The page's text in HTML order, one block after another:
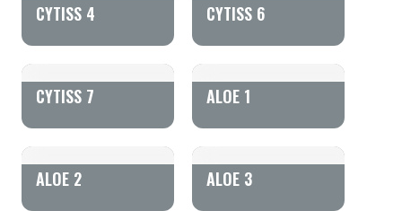
CYTISS 4 CYTISS 6
CYTISS 7 ALOE 1
ALOE 2 ALOE 3